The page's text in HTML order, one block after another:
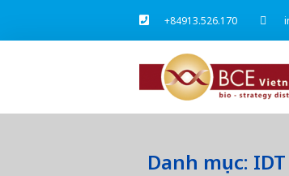
+84913.526.170
Danh mục: